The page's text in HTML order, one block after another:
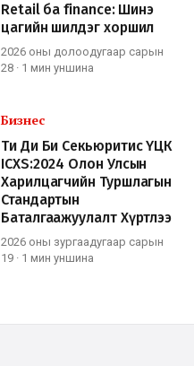
Retail ба finance: Шинэ
цагийн шилдэг хоршил
2026 оны долоодугаар сарын
28 · 1 мин уншина
Бизнес
Ти Ди Би Секьюритис ҮЦК
ICXS:2024 Олон Улсын
Харилцагчийн Туршлагын
Стандартын
Баталгаажуулалт Хүртлээ
2026 оны зургаадугаар сарын
19 · 1 мин уншина